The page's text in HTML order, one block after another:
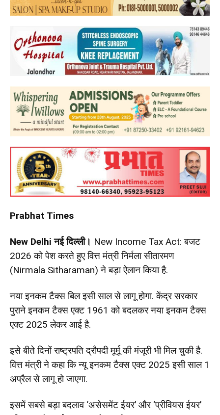
Prabhat Times
New Delhi नई दिल्ली। New Income Tax Act: बजट
2026 को पेश करते हुए वित्त मंत्री निर्मला सीतारमण
(Nirmala Sitharaman) ने बड़ा ऐलान किया है.
नया इनकम टैक्स बिल इसी साल से लागू होगा. केंद्र सरकार
पुराने इनकम टैक्स एक्ट 1961 को बदलकर नया इनकम टैक्स
एक्ट 2025 लेकर आई है.
इसे बीते दिनों राष्ट्रपति द्रौपदी मूर्मू की मंजूरी भी मिल चुकी है.
वित्त मंत्री ने कहा कि न्यू इनकम टैक्स एक्ट 2025 इसी साल 1
अप्रैल से लागू हो जाएगा.
इसमें सबसे बड़ा बदलाव ‘असेसमेंट ईयर’ और ‘प्रीवियस ईयर’